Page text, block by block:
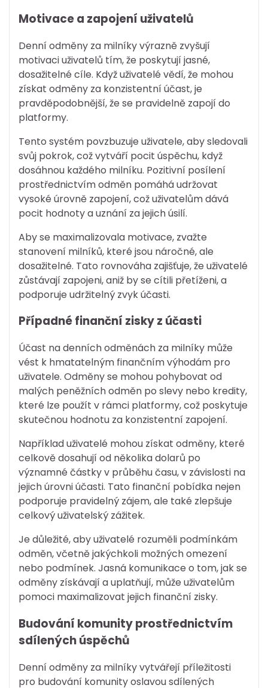
Motivace a zapojení uživatelů
Denní odměny za milníky výrazně zvyšují
motivaci uživatelů tím, že poskytují jasné,
dosažitelné cíle. Když uživatelé vědí, že mohou
získat odměny za konzistentní účast, je
pravděpodobnější, že se pravidelně zapojí do
platformy.
Tento systém povzbuzuje uživatele, aby sledovali
svůj pokrok, což vytváří pocit úspěchu, když
dosáhnou každého milníku. Pozitivní posílení
prostřednictvím odměn pomáhá udržovat
vysoké úrovně zapojení, což uživatelům dává
pocit hodnoty a uznání za jejich úsilí.
Aby se maximalizovala motivace, zvažte
stanovení milníků, které jsou náročné, ale
dosažitelné. Tato rovnováha zajišťuje, že uživatelé
zůstávají zapojeni, aniž by se cítili přetíženi, a
podporuje udržitelný zvyk účasti.
Případné finanční zisky z účasti
Účast na denních odměnách za milníky může
vést k hmatatelným finančním výhodám pro
uživatele. Odměny se mohou pohybovat od
malých peněžních odměn po slevy nebo kredity,
které lze použít v rámci platformy, což poskytuje
skutečnou hodnotu za konzistentní zapojení.
Například uživatelé mohou získat odměny, které
celkově dosahují od několika dolarů po
významné částky v průběhu času, v závislosti na
jejich úrovni účasti. Tato finanční pobídka nejen
podporuje pravidelný zájem, ale také zlepšuje
celkový uživatelský zážitek.
Je důležité, aby uživatelé rozuměli podmínkám
odměn, včetně jakýchkoli možných omezení
nebo podmínek. Jasná komunikace o tom, jak se
odměny získávají a uplatňují, může uživatelům
pomoci maximalizovat jejich finanční zisky.
Budování komunity prostřednictvím
sdílených úspěchů
Denní odměny za milníky vytvářejí příležitosti
pro budování komunity oslavou sdílených